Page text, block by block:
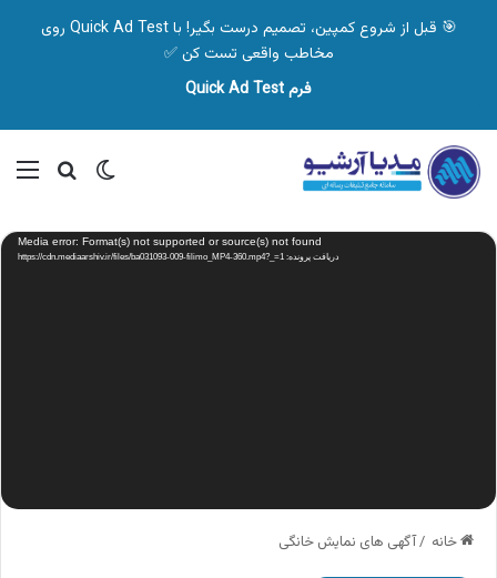
🎯 قبل از شروع کمپین، تصمیم درست بگیر! با Quick Ad Test روی
مخاطب واقعی تست کن ✅
فرم Quick Ad Test
تغییر پوسته
نمایشگر
ویدیو Media error: Format(s) not supported or source(s) not found
دریافت پرونده: https://cdn.mediaarshiv.ir/files/ba031093-009-filimo_MP4-360.mp4?_=1
خانه /آگهی های نمایش خانگی